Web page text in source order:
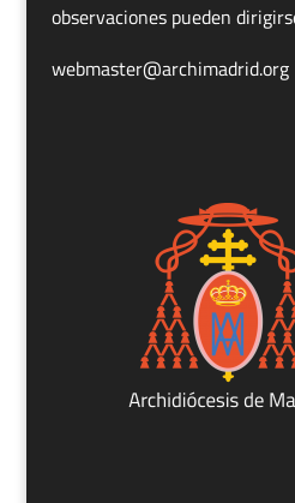
observaciones pueden
webmaster@archimadrid.org